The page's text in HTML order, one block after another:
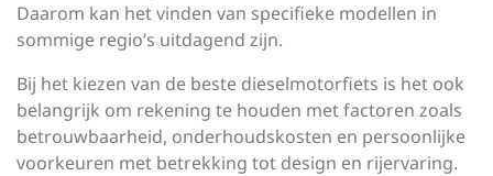
Daarom kan het vinden van specifieke modellen in
sommige regio’s uitdagend zijn.
Bij het kiezen van de beste dieselmotorfiets is het ook
belangrijk om rekening te houden met factoren zoals
betrouwbaarheid, onderhoudskosten en persoonlijke
voorkeuren met betrekking tot design en rijervaring.